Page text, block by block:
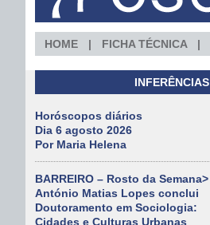
HOME FICHA TÉCNICA
INFERÊNCIAS
Horóscopos diários
Dia 6 agosto 2026
Por Maria Helena
BARREIRO – Rosto da Semana>
António Matias Lopes conclui
Doutoramento em Sociologia:
Cidades e Culturas Urbanas